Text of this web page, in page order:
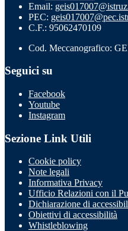
Email:
PEC:
C.F.: 95062470109
Cod. Meccanografico:
Seguici su
Facebook
Youtube
Instagram
Sezione Link Utili
Cookie policy
Note legali
Informativa Privacy
Ufficio Relazioni con il
Dichiarazione di
Obiettivi di accessibilità
Whistleblowing